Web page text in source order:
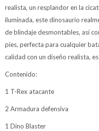
realista, un resplandor en la
iluminada, este dinosaurio
de blindaje desmontables, así
pies, perfecta para cualquier
calidad con un diseño realista,
Contenido:
1 T-Rex atacante
2 Armadura defensiva
1 Dino Blaster